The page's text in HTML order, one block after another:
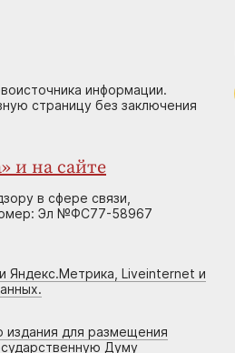
информации.
страницу без заключения
и на сайте
в сфере связи,
Эл №ФС77-58967
Яндекс.Метрика, Liveinternet и
издания для размещения
Думу